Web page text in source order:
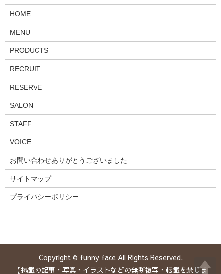
HOME
MENU
PRODUCTS
RECRUIT
RESERVE
SALON
STAFF
VOICE
お問い合わせありがとうございました
サイトマップ
プライバシーポリシー
Copyright © funny face All Rights Reserved.
【掲載の記事・写真・イラストなどの無断複写・転載を禁じま